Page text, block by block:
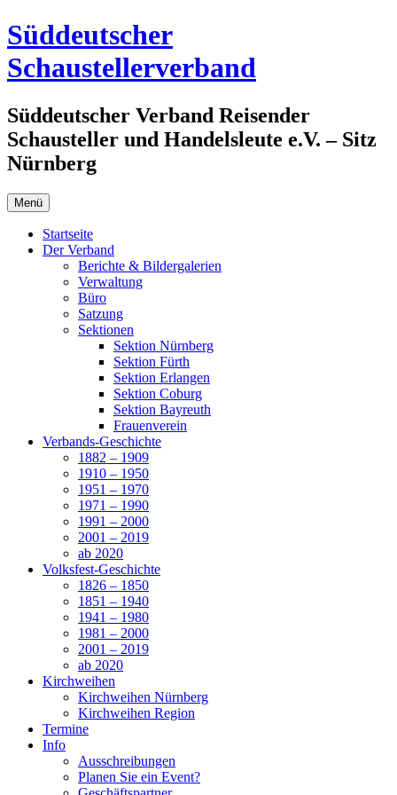
Zum
Inhalt
springen
Süddeutscher
Schaustellerverband
Süddeutscher Verband Reisender
Schausteller und Handelsleute e.V. – Sitz
Nürnberg
Menü
Startseite
Der Verband
Berichte & Bildergalerien
Verwaltung
Büro
Satzung
Sektionen
Sektion Nürnberg
Sektion Fürth
Sektion Erlangen
Sektion Coburg
Sektion Bayreuth
Frauenverein
Verbands-Geschichte
1882 – 1909
1910 – 1950
1951 – 1970
1971 – 1990
1991 – 2000
2001 – 2019
ab 2020
Volksfest-Geschichte
1826 – 1850
1851 – 1940
1941 – 1980
1981 – 2000
2001 – 2019
ab 2020
Kirchweihen
Kirchweihen Nürnberg
Kirchweihen Region
Termine
Info
Ausschreibungen
Planen Sie ein Event?